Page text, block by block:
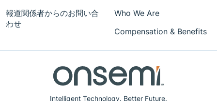
Intelligent Technology. Better Future.
報道関係者からのお問い合
わせ
Who We Are
Compensation & Benefits